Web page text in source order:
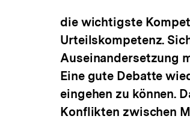
die wichtigste
Urteilskompetenz.
Auseinandersetzung
Eine gute Debatte
eingehen zu können.
Konflikten zwischen